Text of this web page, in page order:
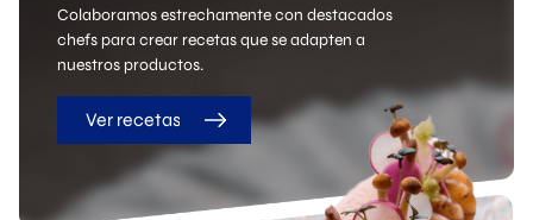
Colaboramos estrechamente con destacados
chefs para crear recetas que se adapten a
nuestros productos.
Ver recetas